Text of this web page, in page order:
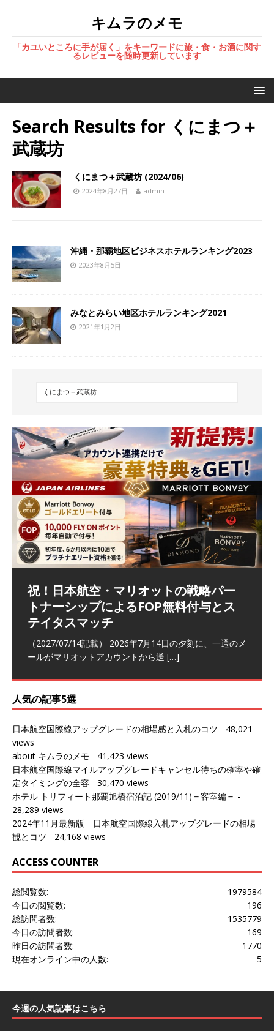
キムラのメモ
「カユいところに手が届く」をキーワードに旅・食・お酒に関す
るレビューを随時更新しています
Search Results for くにまつ＋
武蔵坊
くにまつ＋武蔵坊 (2024/06)
2024年8月27日 admin
沖縄・那覇地区ビジネスホテルランキング2023
2023年8月5日
みなとみらい地区ホテルランキング2021
2021年1月2日
祝！日本航空・マリオットの戦略パー
トナーシップによるFOP無料付与とス
テイタスマッチ
（2027/07/14記載） 2026年7月14日の夕刻に、一通のメ
ールがマリオットアカウントから送 […]
ラウンジ 華 那覇空港 (2026/05)
（2026/06/07記載） 2026年5月下旬の平日に那覇を訪れ
た際に利用した。 こちらのラウンジ
The Coral Executive Lounge スワ
ンナプーム国際空港国内線ラウンジ
(2026/01)
（2026/03/31記載） 2026年1月上旬にバンコク経由でチ
ェンマイに行く際に利用した。 バン[…]
日本航空 羽田空港国際線ファースト
クラスラウンジ (2026/01)
（2026/03/18記載） 2026年1月、毎年恒例の新年の羽田
～バンコクの移動の際に再びこちらの[…]
バンコクエアウェイズ スワンナプー
ム国際空港国内線ラウンジ (2026/01)
（2026/03/13記載） 2026年1月上旬にバンコク経由でチ
ェンマイに向かう際に利用した。 今[…]
人気の記事5選
日本航空国際線アップグレードの相場感と入札のコツ - 48,021
views
about キムラのメモ - 41,423 views
日本航空国際線マイルアップグレードキャンセル待ちの確率や確
定タイミングの全容 - 30,470 views
ホテル トリフィート那覇旭橋宿泊記 (2019/11)＝客室編＝ -
28,289 views
2024年11月最新版 日本航空国際線入札アップグレードの相場
観とコツ - 24,168 views
ACCESS COUNTER
1979584
総閲覧数:
196
今日の閲覧数:
1535779
総訪問者数:
169
今日の訪問者数:
1770
昨日の訪問者数:
5
現在オンライン中の人数:
今週の人気記事はこちら